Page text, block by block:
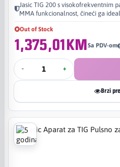
Jasic TIG 200 s visokofrekventnim
MMA funkcionalnost, čineći ga
Out of Stock
1,375,01KMSa PDV-om
- +
Brzi